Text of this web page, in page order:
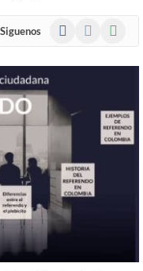
Siguenos Facebook